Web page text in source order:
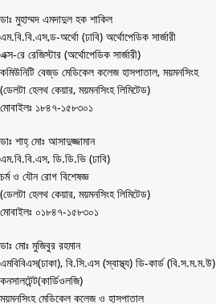
ডাঃ মুহাম্মদ এমদাদুল হক শাকিল
এম.বি.বি.এস,ড-অর্থো (ঢাবি) অর্থোপেডিক সার্জারী
এক্স-রে রেজিস্টার (অর্থোপেডিক সার্জারী)
কমিউনিটি বেজ্‌ড মেডিকেল কলেজ হাসপাতাল, ময়মনসিংহ
(ডেলটা হেলথ কেয়ার, ময়মনসিংহ লিমিটেড)
মোবাইলঃ ১৮৪৭-১৫৮৩০১
ডাঃ শাহ্‌ মোঃ আসাদুজ্জামান
এম.বি.বি.এস, ডি.ডি.ভি (ঢাবি)
চর্ম ও যৌন রোগ বিশেষজ্ঞ
(ডেলটা হেলথ কেয়ার, ময়মনসিংহ লিমিটেড)
মোবাইলঃ ০১৮৪৭-১৫৮৩০১
ডাঃ মোঃ মুজিবুর রহমান
এমবিবিএস(ঢাকা), বি.সি.এস (স্বাস্থ্য) ডি-কার্ড (বি.স.ম.ম.উ)
কনসালটেন্ট(কার্ডিওলজি)
ময়মনসিংহ মেডিকেল কলেজ ও হাসপাতাল